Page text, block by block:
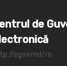
de
egov.md/ro